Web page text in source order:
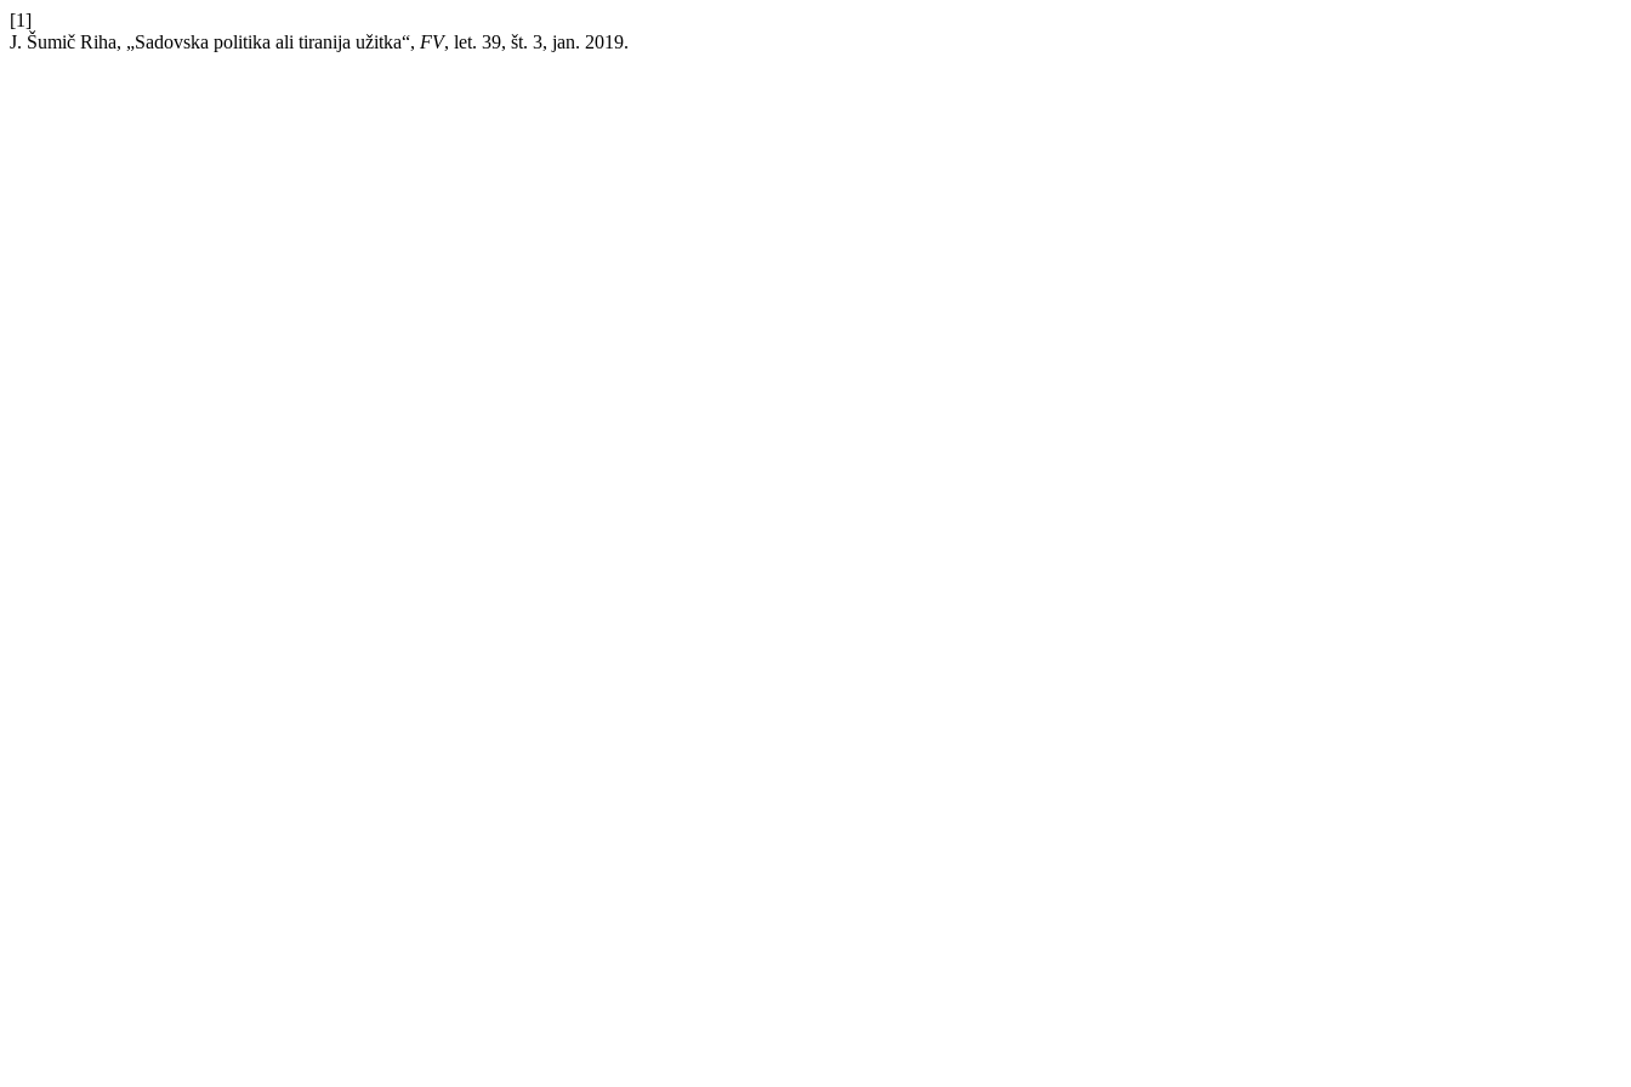
[1]
J. Šumič Riha, „Sadovska politika ali tiranija užitka“, FV, let. 39, št. 3, jan. 2019.